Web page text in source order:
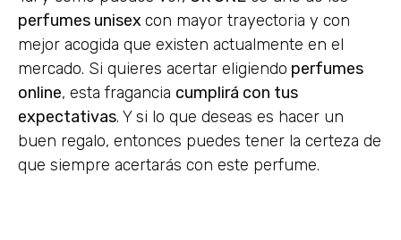
perfumes unisex con mayor trayectoria y con
mejor acogida que existen actualmente en el
mercado. Si quieres acertar eligiendo perfumes
online, esta fragancia cumplirá con tus
expectativas. Y si lo que deseas es hacer un
buen regalo, entonces puedes tener la certeza de
que siempre acertarás con este perfume.